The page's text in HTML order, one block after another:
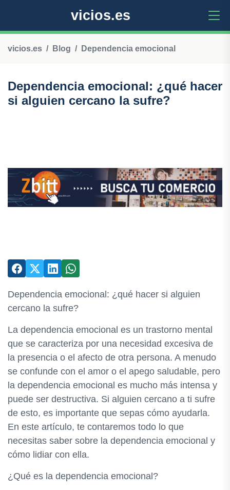
vicios.es
vicios.es Blog Dependencia emocional
Dependencia emocional: ¿qué hacer
si alguien cercano la sufre?
Dependencia emocional: ¿qué hacer si alguien
cercano la sufre?
La dependencia emocional es un trastorno mental
que se caracteriza por una necesidad excesiva de
la presencia o el afecto de otra persona. A menudo
se confunde con el amor o el apego saludable, pero
la dependencia emocional es mucho más intensa y
puede ser destructiva. Si alguien cercano a ti sufre
de esto, es importante que sepas cómo ayudarla.
En este artículo, te contaremos todo lo que
necesitas saber sobre la dependencia emocional y
cómo lidiar con ella.
¿Qué es la dependencia emocional?